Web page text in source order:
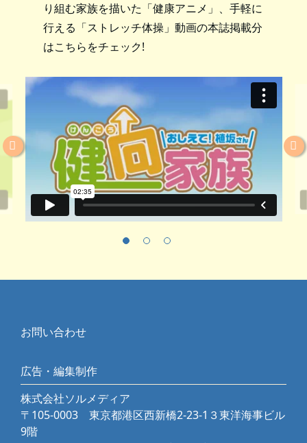
り組む家族を描いた「健康アニメ」、手軽に
行える「ストレッチ体操」動画の本誌掲載分
はこちらをチェック!
お問い合わせ
広告・編集制作
株式会社ソルメディア
〒105-0003 東京都港区西新橋2-23-1３東洋海事ビル
9階